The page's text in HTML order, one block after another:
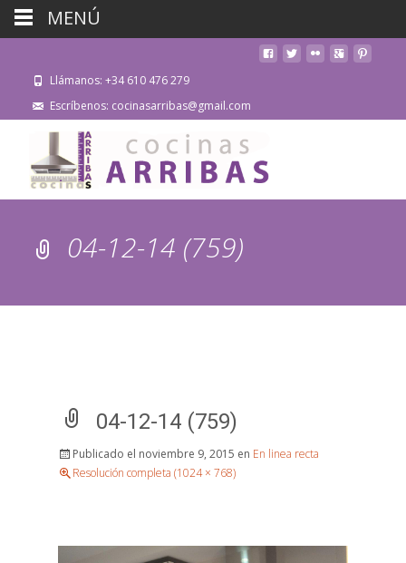
Llámanos: +34 610 476 279
Escríbenos: cocinasarribas@gmail.com
04-12-14 (759)
04-12-14 (759)
Publicado el noviembre 9, 2015 en En linea recta
Resolución completa (1024 × 768)
MENÚ